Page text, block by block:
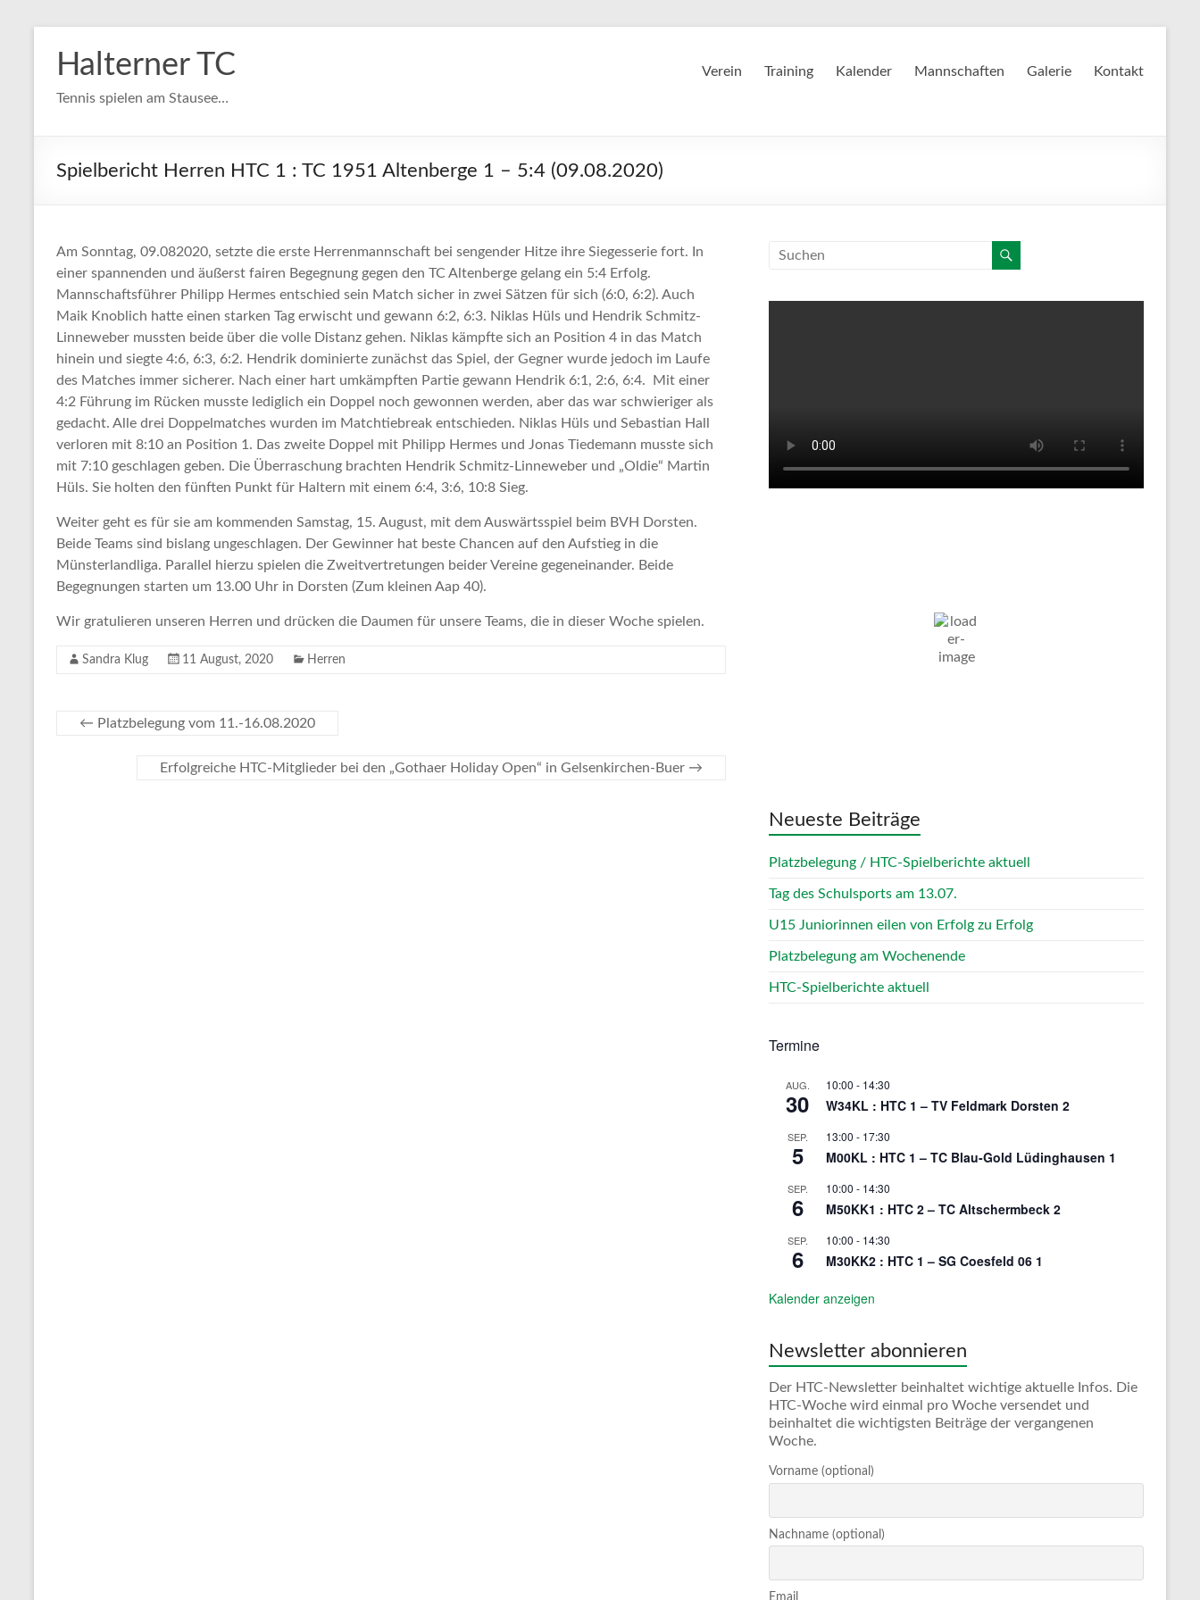
Inhalt
springenHalterner TC
Tennis spielen am Stausee…
Verein Training Kalender Mannschaften Galerie Kontakt
Spielbericht Herren HTC 1 : TC 1951 Altenberge 1 – 5:4 (09.08.2020)
Am Sonntag, 09.082020, setzte die erste Herrenmannschaft bei sengender Hitze ihre Siegesserie fort. In
einer spannenden und äußerst fairen Begegnung gegen den TC Altenberge gelang ein 5:4 Erfolg.
Mannschaftsführer Philipp Hermes entschied sein Match sicher in zwei Sätzen für sich (6:0, 6:2). Auch
Maik Knoblich hatte einen starken Tag erwischt und gewann 6:2, 6:3. Niklas Hüls und Hendrik Schmitz-
Linneweber mussten beide über die volle Distanz gehen. Niklas kämpfte sich an Position 4 in das Match
hinein und siegte 4:6, 6:3, 6:2. Hendrik dominierte zunächst das Spiel, der Gegner wurde jedoch im Laufe
des Matches immer sicherer. Nach einer hart umkämpften Partie gewann Hendrik 6:1, 2:6, 6:4. Mit einer
4:2 Führung im Rücken musste lediglich ein Doppel noch gewonnen werden, aber das war schwieriger als
gedacht. Alle drei Doppelmatches wurden im Matchtiebreak entschieden. Niklas Hüls und Sebastian Hall
verloren mit 8:10 an Position 1. Das zweite Doppel mit Philipp Hermes und Jonas Tiedemann musste sich
mit 7:10 geschlagen geben. Die Überraschung brachten Hendrik Schmitz-Linneweber und „Oldie“ Martin
Hüls. Sie holten den fünften Punkt für Haltern mit einem 6:4, 3:6, 10:8 Sieg.
Weiter geht es für sie am kommenden Samstag, 15. August, mit dem Auswärtsspiel beim BVH Dorsten.
Beide Teams sind bislang ungeschlagen. Der Gewinner hat beste Chancen auf den Aufstieg in die
Münsterlandliga. Parallel hierzu spielen die Zweitvertretungen beider Vereine gegeneinander. Beide
Begegnungen starten um 13.00 Uhr in Dorsten (Zum kleinen Aap 40).
Wir gratulieren unseren Herren und drücken die Daumen für unsere Teams, die in dieser Woche spielen.
Sandra Klug 11 August, 2020 Herren
← Platzbelegung vom 11.-16.08.2020
Erfolgreiche HTC-Mitglieder bei den „Gothaer Holiday Open“ in Gelsenkirchen-Buer →
Neueste Beiträge
Platzbelegung / HTC-Spielberichte aktuell
Tag des Schulsports am 13.07.
U15 Juniorinnen eilen von Erfolg zu Erfolg
Platzbelegung am Wochenende
HTC-Spielberichte aktuell
Termine
AUG.
30
10:00 - 14:30
W34KL : HTC 1 – TV Feldmark Dorsten 2
SEP.
5
13:00 - 17:30
M00KL : HTC 1 – TC Blau-Gold Lüdinghausen 1
SEP.
6
10:00 - 14:30
M50KK1 : HTC 2 – TC Altschermbeck 2
SEP.
6
10:00 - 14:30
M30KK2 : HTC 1 – SG Coesfeld 06 1
Kalender anzeigen
Newsletter abonnieren
Der HTC-Newsletter beinhaltet wichtige aktuelle Infos. Die
HTC-Woche wird einmal pro Woche versendet und
beinhaltet die wichtigsten Beiträge der vergangenen
Woche.
Vorname (optional)
Nachname (optional)